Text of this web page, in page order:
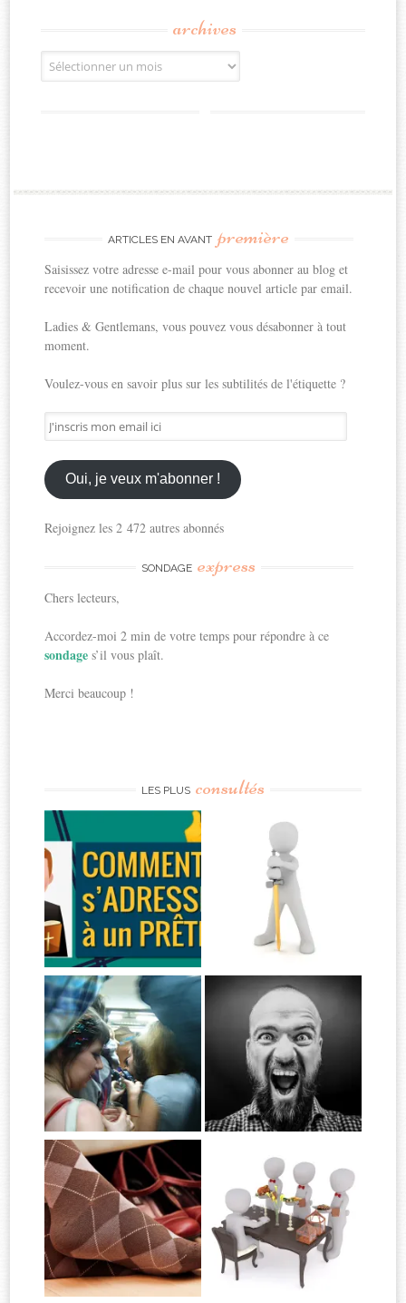
archives
Archives
ARTICLES EN AVANT première
Saisissez votre adresse e-mail pour vous abonner au blog et
recevoir une notification de chaque nouvel article par email.
Ladies & Gentlemans, vous pouvez vous désabonner à tout
moment.
Voulez-vous en savoir plus sur les subtilités de l'étiquette ?
J'inscris
mon
email
ici
Oui, je veux m'abonner !
Rejoignez les 2 472 autres abonnés
SONDAGE express
Chers lecteurs,
Accordez-moi 2 min de votre temps pour répondre à ce
sondages’il vous plaît.
Merci beaucoup !
LES PLUS consultés